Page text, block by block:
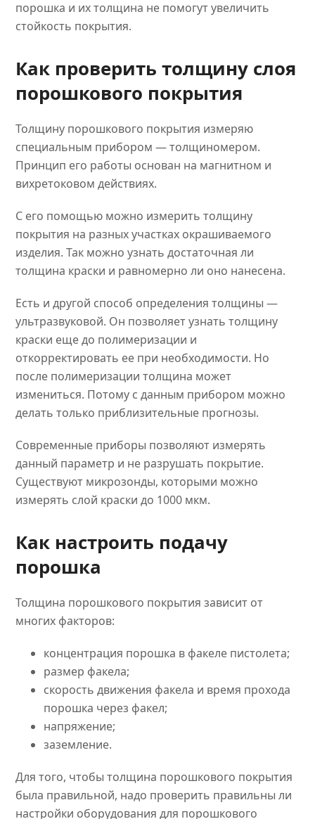
порошка и их толщина не помогут увеличить
стойкость покрытия.
Как проверить толщину слоя
порошкового покрытия
Толщину порошкового покрытия измеряю
специальным прибором — толщиномером.
Принцип его работы основан на магнитном и
вихретоковом действиях.
С его помощью можно измерить толщину
покрытия на разных участках окрашиваемого
изделия. Так можно узнать достаточная ли
толщина краски и равномерно ли оно нанесена.
Есть и другой способ определения толщины —
ультразвуковой. Он позволяет узнать толщину
краски еще до полимеризации и
откорректировать ее при необходимости. Но
после полимеризации толщина может
измениться. Потому с данным прибором можно
делать только приблизительные прогнозы.
Современные приборы позволяют измерять
данный параметр и не разрушать покрытие.
Существуют микрозонды, которыми можно
измерять слой краски до 1000 мкм.
Как настроить подачу
порошка
Толщина порошкового покрытия зависит от
многих факторов:
концентрация порошка в факеле пистолета;
размер факела;
скорость движения факела и время прохода
порошка через факел;
напряжение;
заземление.
Для того, чтобы толщина порошкового покрытия
была правильной, надо проверить правильны ли
настройки оборудования для порошкового